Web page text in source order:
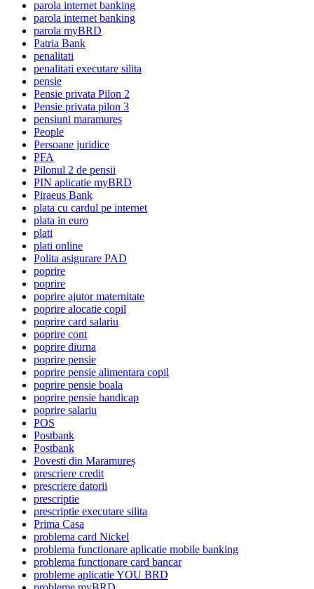
parola internet banking
parola internet banking
parola myBRD
Patria Bank
penalitati
penalitati executare silita
pensie
Pensie privata Pilon 2
Pensie privata pilon 3
pensiuni maramures
People
Persoane juridice
PFA
Pilonul 2 de pensii
PIN aplicatie myBRD
Piraeus Bank
plata cu cardul pe internet
plata in euro
plati
plati online
Polita asigurare PAD
poprire
poprire
poprire ajutor maternitate
poprire alocatie copil
poprire card salariu
poprire cont
poprire diurna
poprire pensie
poprire pensie alimentara copil
poprire pensie boala
poprire pensie handicap
poprire salariu
POS
Postbank
Postbank
Povesti din Maramureș
prescriere credit
prescriere datorii
prescriptie
prescriptie executare silita
Prima Casa
problema card Nickel
problema functionare aplicatie mobile banking
problema functionare card bancar
probleme aplicatie YOU BRD